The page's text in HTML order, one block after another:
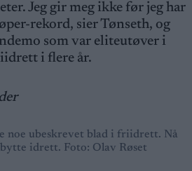
Jeg gir meg ikke før jeg har
rekord, sier Tønseth, og
som var eliteutøver i
i flere år.
noe ubeskrevet blad i friidrett. Nå
idrett. Foto: Olav Røset